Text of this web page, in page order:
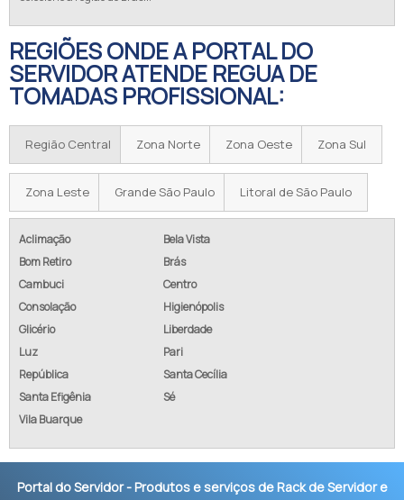
REGIÕES ONDE A PORTAL DO
SERVIDOR ATENDE REGUA DE
TOMADAS PROFISSIONAL:
Região Central Zona Norte Zona Oeste Zona Sul
Zona Leste Grande São Paulo Litoral de São Paulo
Aclimação
Bela Vista
Bom Retiro
Brás
Cambuci
Centro
Consolação
Higienópolis
Glicério
Liberdade
Luz
Pari
República
Santa Cecília
Santa Efigênia
Sé
Vila Buarque
Portal do Servidor - Produtos e serviços de Rack de Servidor e